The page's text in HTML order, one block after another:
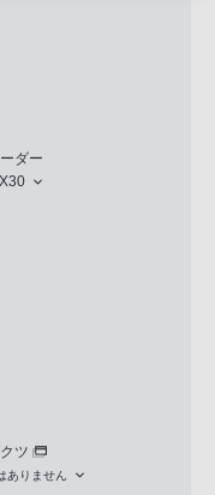
ダー
ツ
ありません